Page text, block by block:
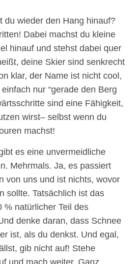
du wieder den Hang hinauf?
Dabei machst du kleine
hinauf und stehst dabei quer
deine Skier sind senkrecht
klar, der Name ist nicht cool,
nur “gerade den Berg
sind eine Fähigkeit,
wirst– selbst wenn du
machst!
es eine unvermeidliche
Mehrmals. Ja, es passiert
von uns und ist nichts, wovor
sollte. Tatsächlich ist das
% natürlicher Teil des
denke daran, dass Schnee
ist, als du denkst. Und egal,
gib nicht auf! Stehe
und mach weiter. Ganz